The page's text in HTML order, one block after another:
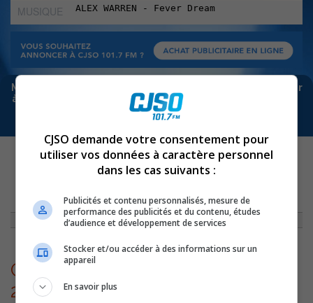
MUSIQUE
:
Meta bloque les infos sur Facebook. Pour ne rien manquer
à Sorel-Tracy et la région, abonne-toi à notre infolettre :
CORINA BASTIANI – IO EXPÉRIENCE – 20221027
Corina Bastiani – IO Expérience –
20221027
CJSO demande votre consentement pour
utiliser vos données à caractère personnel
dans les cas suivants :
Publicités et contenu personnalisés, mesure de
performance des publicités et du contenu, études
d’audience et développement de services
Stocker et/ou accéder à des informations sur un
appareil
En savoir plus